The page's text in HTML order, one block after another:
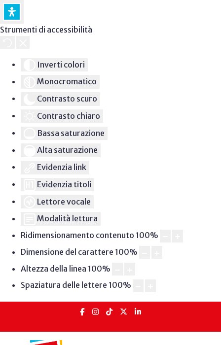
Strumenti di accessibilità
Inverti colori
Monocromatico
Contrasto scuro
Contrasto chiaro
Bassa saturazione
Alta saturazione
Evidenzia link
Evidenzia titoli
Lettore vocale
Modalità lettura
Ridimensionamento contenuto 100%
Dimensione del carattere 100%
Altezza della linea 100%
Spaziatura delle lettere 100%